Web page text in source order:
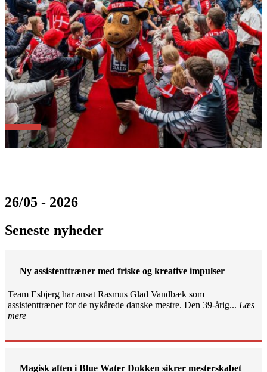
26/05 - 2026
Seneste nyheder
Ny assistenttræner med friske og kreative impulser
Team Esbjerg har ansat Rasmus Glad Vandbæk som
assistenttræner for de nykårede danske mestre. Den 39-årig... Læs
mere
Magisk aften i Blue Water Dokken sikrer mesterskabet